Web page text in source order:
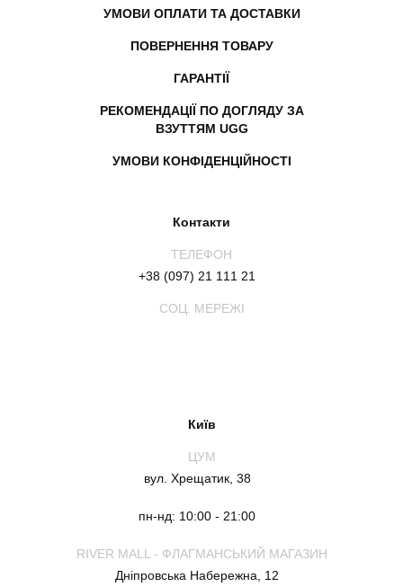
УМОВИ ОПЛАТИ ТА ДОСТАВКИ
ПОВЕРНЕННЯ ТОВАРУ
ГАРАНТІЇ
РЕКОМЕНДАЦІЇ ПО ДОГЛЯДУ ЗА
ВЗУТТЯМ UGG
УМОВИ КОНФІДЕНЦІЙНОСТІ
Контакти
ТЕЛЕФОН
+38 (097) 21 111 21
СОЦ. МЕРЕЖІ
Київ
ЦУМ
вул. Хрещатик, 38
пн-нд: 10:00 - 21:00
RIVER MALL - ФЛАГМАНСЬКИЙ МАГАЗИН
Дніпровська Набережна, 12